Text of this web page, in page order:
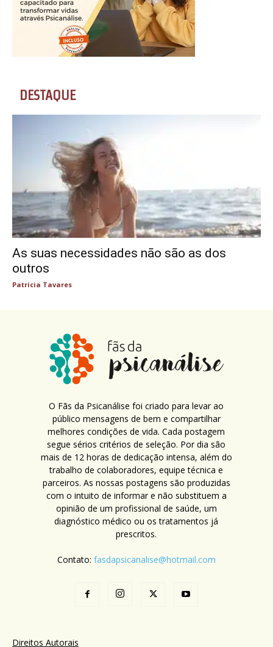
DESTAQUE
As suas necessidades não são as dos
outros
Patricia Tavares
O Fãs da Psicanálise foi criado para levar ao
público mensagens de bem e compartilhar
melhores condições de vida. Cada postagem
segue sérios critérios de seleção. Por dia são
mais de 12 horas de dedicação intensa, além do
trabalho de colaboradores, equipe técnica e
parceiros. As nossas postagens são produzidas
com o intuito de informar e não substituem a
opinião de um profissional de saúde, um
diagnóstico médico ou os tratamentos já
prescritos.
Contato: fasdapsicanalise@hotmail.com
Direitos Autorais